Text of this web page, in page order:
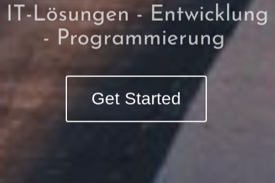
IT-Lösungen - Entwicklung
- Programmierung
Get Started